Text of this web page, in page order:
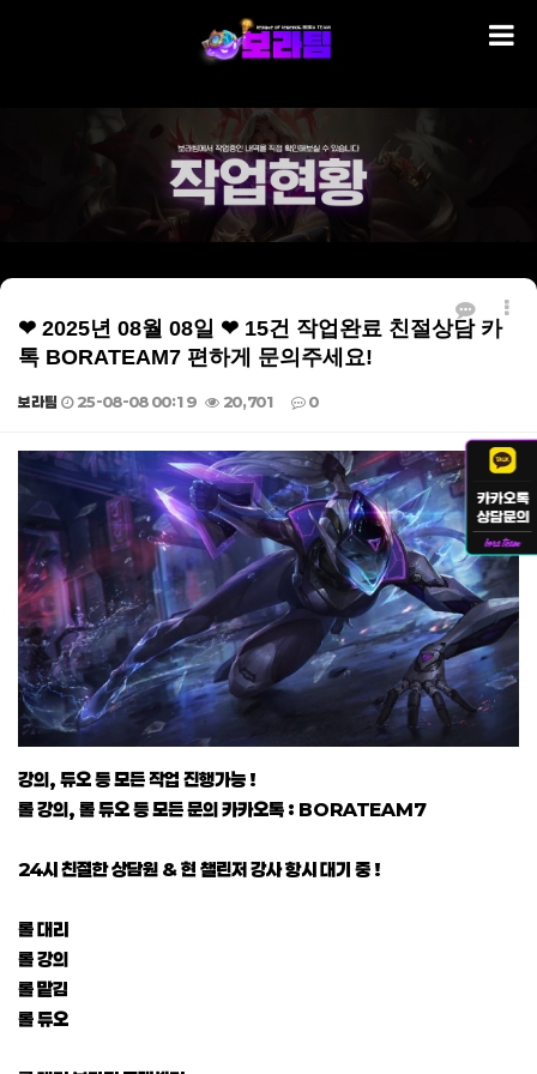
❤ 2025년 08월 08일 ❤ 15건 작업완료 친절상담 카
톡 BORATEAM7 편하게 문의주세요!
보라팀 25-08-08 00:19 20,701 0
본문
강의, 듀오 등 모든 작업 진행가능 !
롤 강의, 롤 듀오 등 모든 문의 카카오톡 : BORATEAM7
24시 친절한 상담원 & 현 챌린저 강사 항시 대기 중 !
롤 대리
롤 강의
롤 맡김
롤 듀오